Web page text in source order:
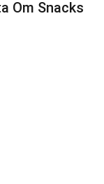
Om Snacks